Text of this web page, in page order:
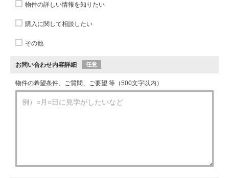
物件の詳しい情報を知りたい
購入に関して相談したい
その他
お問い合わせ内容詳細 任意
物件の希望条件、ご質問、ご要望 等（500文字以内）